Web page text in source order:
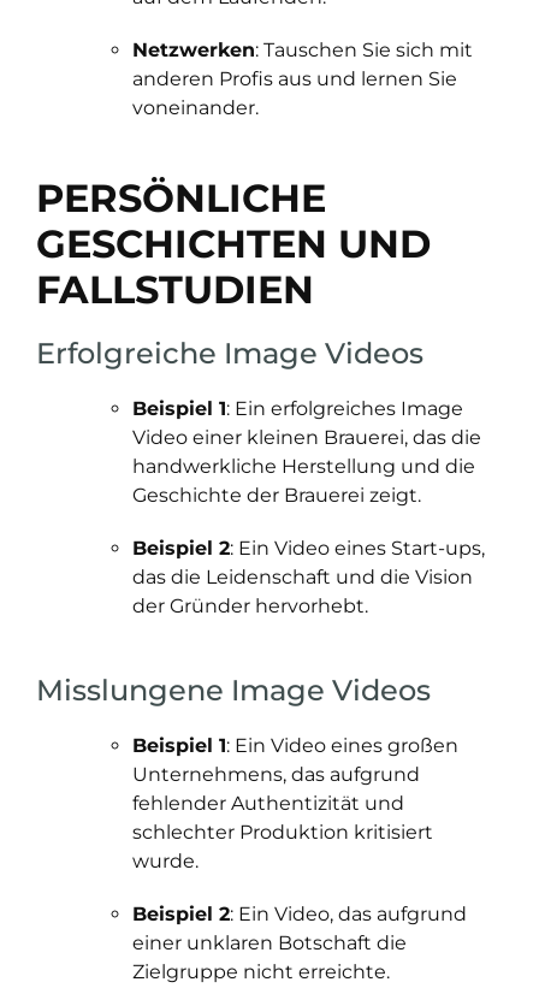
Netzwerken: Tauschen Sie sich mit
anderen Profis aus und lernen Sie
voneinander.
PERSÖNLICHE
GESCHICHTEN UND
FALLSTUDIEN
Erfolgreiche Image Videos
Beispiel 1: Ein erfolgreiches Image
Video einer kleinen Brauerei, das die
handwerkliche Herstellung und die
Geschichte der Brauerei zeigt.
Beispiel 2: Ein Video eines Start-ups,
das die Leidenschaft und die Vision
der Gründer hervorhebt.
Misslungene Image Videos
Beispiel 1: Ein Video eines großen
Unternehmens, das aufgrund
fehlender Authentizität und
schlechter Produktion kritisiert
wurde.
Beispiel 2: Ein Video, das aufgrund
einer unklaren Botschaft die
Zielgruppe nicht erreichte.